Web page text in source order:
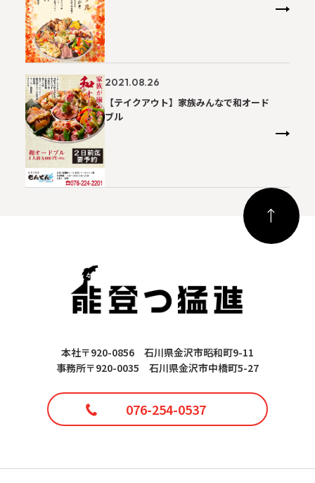
2021.08.26
【テイクアウト】家族みんなで和オード
ブル
本社〒920-0856 石川県金沢市昭和町9-11
事務所〒920-0035 石川県金沢市中橋町5-27
076-254-0537